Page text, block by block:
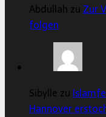
Abdullah zu Zur
folgen
Sibylle zu
Hannover